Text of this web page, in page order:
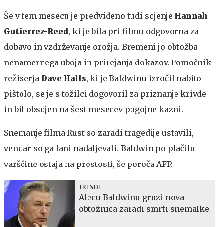
Še v tem mesecu je predvideno tudi sojenje Hannah
Gutierrez-Reed, ki je bila pri filmu odgovorna za
dobavo in vzdrževanje orožja. Bremeni jo obtožba
nenamernega uboja in prirejanja dokazov. Pomočnik
režiserja Dave Halls, ki je Baldwinu izročil nabito
pištolo, se je s tožilci dogovoril za priznanje krivde
in bil obsojen na šest mesecev pogojne kazni.
Snemanje filma Rust so zaradi tragedije ustavili,
vendar so ga lani nadaljevali. Baldwin po plačilu
varščine ostaja na prostosti, še poroča AFP.
TRENDI
Alecu Baldwinu grozi nova
obtožnica zaradi smrti snemalke